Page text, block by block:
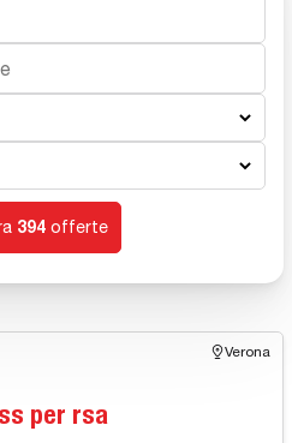
suggerimenti.
394 offerte
Verona
per rsa